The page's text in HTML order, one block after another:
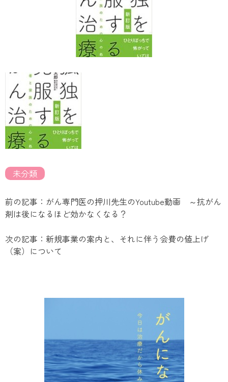
未分類
前の記事：がん専門医の押川先生のYoutube動画 ～抗がん
剤は後になるほど効かなくなる？
次の記事：新規事業の案内と、それに伴う会費の値上げ
（案）について